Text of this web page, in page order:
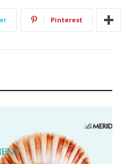
Pinterest